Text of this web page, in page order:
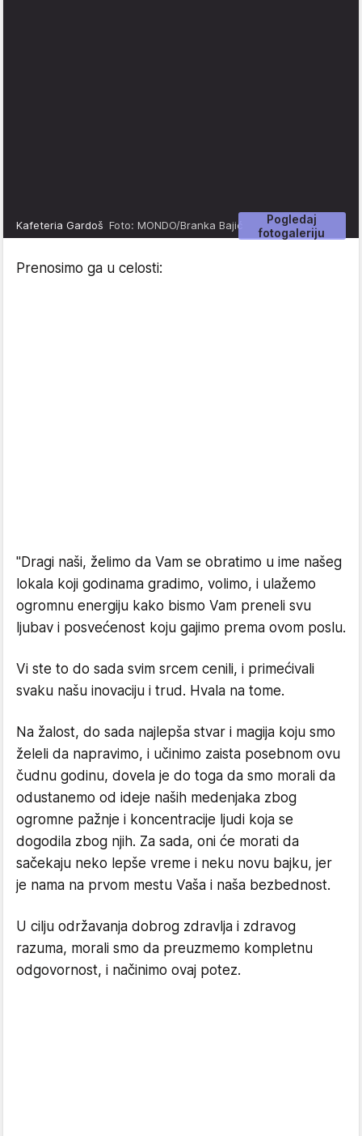
Pogledaj
fotogaleriju
Kafeteria Gardoš Foto: MONDO/Branka Bajić
Prenosimo ga u celosti:
"Dragi naši, želimo da Vam se obratimo u ime našeg
lokala koji godinama gradimo, volimo, i ulažemo
ogromnu energiju kako bismo Vam preneli svu
ljubav i posvećenost koju gajimo prema ovom poslu.
Vi ste to do sada svim srcem cenili, i primećivali
svaku našu inovaciju i trud. Hvala na tome.
Na žalost, do sada najlepša stvar i magija koju smo
želeli da napravimo, i učinimo zaista posebnom ovu
čudnu godinu, dovela je do toga da smo morali da
odustanemo od ideje naših medenjaka zbog
ogromne pažnje i koncentracije ljudi koja se
dogodila zbog njih. Za sada, oni će morati da
sačekaju neko lepše vreme i neku novu bajku, jer
je nama na prvom mestu Vaša i naša bezbednost.
U cilju održavanja dobrog zdravlja i zdravog
razuma, morali smo da preuzmemo kompletnu
odgovornost, i načinimo ovaj potez.